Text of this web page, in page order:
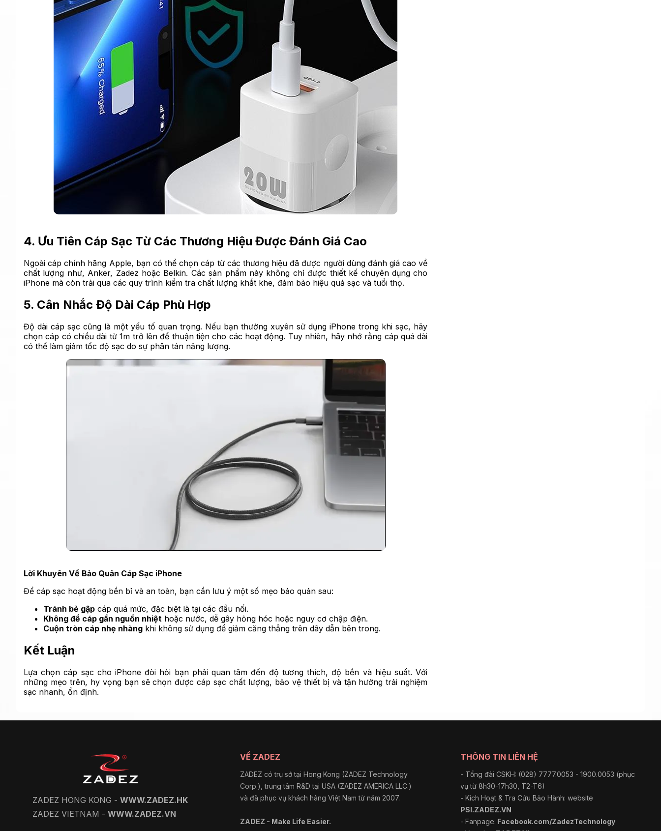
4. Ưu Tiên Cáp Sạc Từ Các Thương Hiệu Được Đánh Giá Cao
Ngoài cáp chính hãng Apple, bạn có thể chọn cáp từ các thương hiệu đã được người dùng đánh giá cao về
chất lượng như, Anker, Zadez hoặc Belkin. Các sản phẩm này không chỉ được thiết kế chuyên dụng cho
iPhone mà còn trải qua các quy trình kiểm tra chất lượng khắt khe, đảm bảo hiệu quả sạc và tuổi thọ.
5. Cân Nhắc Độ Dài Cáp Phù Hợp
Độ dài cáp sạc cũng là một yếu tố quan trọng. Nếu bạn thường xuyên sử dụng iPhone trong khi sạc, hãy
chọn cáp có chiều dài từ 1m trở lên để thuận tiện cho các hoạt động. Tuy nhiên, hãy nhớ rằng cáp quá dài
có thể làm giảm tốc độ sạc do sự phân tán năng lượng.
Lời Khuyên Về Bảo Quản Cáp Sạc iPhone
Để cáp sạc hoạt động bền bỉ và an toàn, bạn cần lưu ý một số mẹo bảo quản sau:
Tránh bẻ gập cáp quá mức, đặc biệt là tại các đầu nối.
Không để cáp gần nguồn nhiệt hoặc nước, dễ gây hỏng hóc hoặc nguy cơ chập điện.
Cuộn tròn cáp nhẹ nhàng khi không sử dụng để giảm căng thẳng trên dây dẫn bên trong.
Kết Luận
Lựa chọn cáp sạc cho iPhone đòi hỏi bạn phải quan tâm đến độ tương thích, độ bền và hiệu suất. Với
những mẹo trên, hy vọng bạn sẽ chọn được cáp sạc chất lượng, bảo vệ thiết bị và tận hưởng trải nghiệm
sạc nhanh, ổn định.
ZADEZ HONG KONG - WWW.ZADEZ.HK
ZADEZ VIETNAM - WWW.ZADEZ.VN
VỀ ZADEZ
ZADEZ có trụ sở tại Hong Kong (ZADEZ Technology
Corp.), trung tâm R&D tại USA (ZADEZ AMERICA LLC.)
và đã phục vụ khách hàng Việt Nam từ năm 2007.
ZADEZ - Make Life Easier.
THÔNG TIN LIÊN HỆ
- Tổng đài CSKH: (028) 7777.0053 - 1900.0053 (phục
vụ từ 8h30-17h30, T2-T6)
- Kích Hoạt & Tra Cứu Bảo Hành: website
PSI.ZADEZ.VN
- Fanpage: Facebook.com/ZadezTechnology